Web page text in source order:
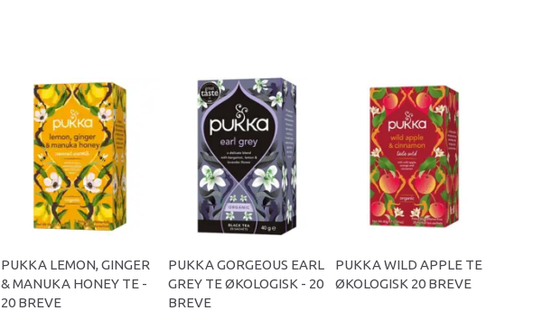
PUKKA LEMON, GINGER
& MANUKA HONEY TE -
20 BREVE
PUKKA GORGEOUS EARL
GREY TE ØKOLOGISK - 20
BREVE
PUKKA WILD APPLE TE
ØKOLOGISK 20 BREVE